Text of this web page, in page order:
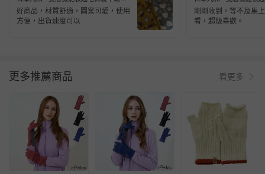
套-可愛刺蝟-奶油黃
好商品，材質舒適，圖案可愛，使用
方便，出貨速度可以
套-夜空貓頭鷹-深藍
剛剛收到，等不及馬
看，超級喜歡。
更多推薦商品 看更多